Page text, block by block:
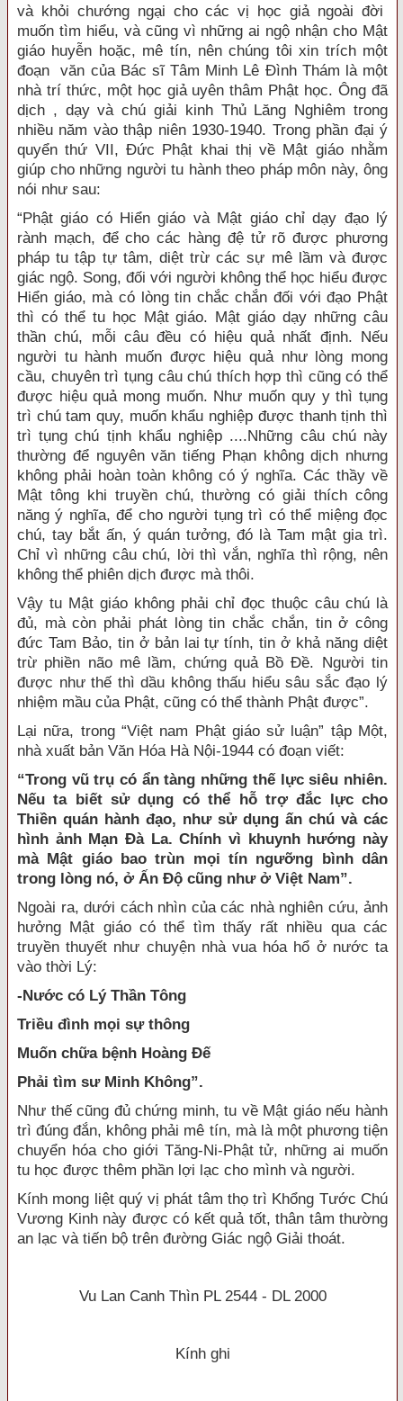
và khỏi chướng ngại cho các vị học giả ngoài đời
muốn tìm hiểu, và cũng vì những ai ngộ nhận cho Mật
giáo huyễn hoặc, mê tín, nên chúng tôi xin trích một
đoạn
văn của Bác sĩ Tâm Minh Lê Đình Thám là một
nhà trí thức, một học giả uyên thâm Phật học. Ông đã
dịch , dạy và chú giải kinh Thủ Lăng Nghiêm trong
nhiều năm vào thập niên 1930-1940. Trong phần đại ý
quyển thứ VII, Đức Phật khai thị về Mật giáo nhằm
giúp cho những người tu hành theo pháp môn này, ông
nói như sau:
“Phật giáo có Hiển giáo và Mật giáo chỉ dạy đạo lý
rành mạch, để cho các hàng đệ tử rõ được phương
pháp tu tập tự tâm, diệt trừ các sự mê lầm và được
giác ngộ. Song, đối với người không thể học hiểu được
Hiển giáo, mà có lòng tin chắc chắn đối với đạo Phật
thì có thể tu học Mật giáo. Mật giáo dạy những câu
thần chú, mỗi câu đều có hiệu quả nhất định. Nếu
người tu hành muốn được hiệu quả như lòng mong
cầu, chuyên trì tụng câu chú thích hợp thì cũng có thể
được hiệu quả mong muốn. Như muốn quy y thì tụng
trì chú tam quy, muốn khẩu nghiệp được thanh tịnh thì
trì tụng chú tịnh khẩu nghiệp ....Những câu chú này
thường để nguyên văn tiếng Phạn không dịch nhưng
không phải hoàn toàn không có ý nghĩa. Các thầy về
Mật tông khi truyền chú, thường có giải thích công
năng ý nghĩa, để cho người tụng trì có thể miệng đọc
chú, tay bắt ấn, ý quán tưởng, đó là Tam mật gia trì.
Chỉ vì những câu chú, lời thì vắn, nghĩa thì rộng, nên
không thể phiên dịch được mà thôi.
Vậy tu Mật giáo không phải chỉ đọc thuộc câu chú là
đủ, mà còn phải phát lòng tin chắc chắn, tin ở công
đức Tam Bảo, tin ở bản lai tự tính, tin ở khả năng diệt
trừ phiền não mê lầm, chứng quả Bồ Đề. Người tin
được như thế thì dầu không thấu hiểu sâu sắc đạo lý
nhiệm mầu của Phật, cũng có thể thành Phật được”.
Lại nữa, trong “Việt nam Phật giáo sử luận” tập Một,
nhà xuất bản Văn Hóa Hà Nội-1944 có đoạn viết:
“Trong vũ trụ có ẩn tàng những thế lực siêu nhiên.
Nếu ta biết sử dụng có thể hỗ trợ đắc lực cho
Thiền quán hành đạo, như sử dụng ấn chú và các
hình ảnh Mạn Đà La. Chính vì khuynh hướng này
mà Mật giáo bao trùn mọi tín ngưỡng bình dân
trong lòng nó, ở Ấn Độ cũng như ở Việt Nam”.
Ngoài ra, dưới cách nhìn của các nhà nghiên cứu, ảnh
hưởng Mật giáo có thể tìm thấy rất nhiều qua các
truyền thuyết như chuyện nhà vua hóa hổ ở nước ta
vào thời Lý:
-Nước có Lý Thần Tông
Triều đình mọi sự thông
Muốn chữa bệnh Hoàng Đế
Phải tìm sư Minh Không”.
Như thế cũng đủ chứng minh, tu về Mật giáo nếu hành
trì đúng đắn, không phải mê tín, mà là một phương tiện
chuyển hóa cho giới Tăng-Ni-Phật tử, những ai muốn
tu học được thêm phần lợi lạc cho mình và người.
Kính mong liệt quý vị phát tâm thọ trì Khổng Tước Chú
Vương Kinh này được có kết quả tốt, thân tâm thường
an lạc và tiến bộ trên đường Giác ngộ Giải thoát.
Vu Lan Canh Thìn PL2544 - DL 2000
Kính ghi